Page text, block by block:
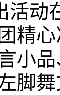
活
精
小
脚